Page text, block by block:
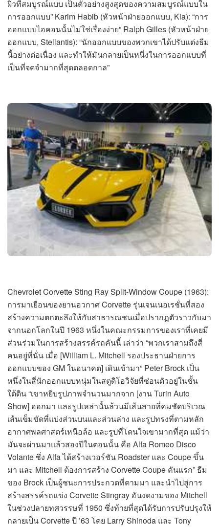
ผิวที่สมบูรณ์แบบ เป็นตัวอย่างสูงสุดของความสมบูรณ์แบบใน
การออกแบบ” Karim Habib (หัวหน้าฝ่ายออกแบบ, Kia): “การ
ออกแบบไอคอนนั้นไม่ใช่เรื่องง่าย” Ralph Gilles (หัวหน้าฝ่าย
ออกแบบ, Stellantis): “นักออกแบบของพวกเขาได้ปรับแต่งธีม
นี้อย่างต่อเนื่อง และทำให้มันกลายเป็นหนึ่งในการออกแบบที่
เป็นที่จดจำมากที่สุดตลอดกาล”
Chevrolet Corvette Sting Ray Split-Window Coupe (1963):
การมาเยือนของยานอวกาศ Corvette รุ่นเจนเนอเรชั่นที่สอง
สร้างความตกตะลึงให้กับสาธารณชนเมื่อปรากฏตัวราวกับมา
จากนอกโลกในปี 1963 หนึ่งในคณะกรรมการของเราที่เคยมี
ส่วนร่วมในการสร้างสรรค์รถคันนี้ เล่าว่า “พวกเราสามถึงสี่
คนอยู่ที่นั่น เมื่อ [William L. Mitchell รองประธานฝ่ายการ
ออกแบบของ GM ในอนาคต] เดินเข้ามา” Peter Brock เป็น
หนึ่งในสี่นักออกแบบหนุ่มในสตูดิโอวิจัยที่ซ่อนตัวอยู่ในชั้น
ใต้ดิน “เขาหยิบรูปภาพจำนวนมากจาก [งาน Turin Auto
Show] ออกมา และรูปเหล่านั้นล้วนมีเส้นสายที่คมชัดบริเวณ
เส้นเข็มขัดที่แบ่งส่วนบนและส่วนล่าง และรูปทรงที่ตามหลัก
อากาศพลศาสตร์เหนือล้อ และรูปที่โดนใจเขามากที่สุด แม้ว่า
มันจะผ่านมาแล้วสองปีในตอนนั้น คือ Alfa Romeo Disco
Volante ซึ่ง Alfa ได้สร้างเวอร์ชัน Roadster และ Coupe ขึ้น
มา และ Mitchell ต้องการสร้าง Corvette Coupe คันแรก” ธีม
ของ Brock เป็นผู้ชนะการประกวดที่ตามมา และนำไปสู่การ
สร้างสรรค์รถแข่ง Corvette Stingray อันงดงามของ Mitchell
ในช่วงปลายทศวรรษที่ 1950 ซึ่งท้ายที่สุดได้รับการปรับปรุงให้
กลายเป็น Corvette ปี ’63 โดย Larry Shinoda และ Tony